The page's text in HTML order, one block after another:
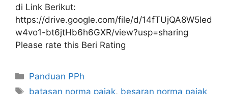
di Link Berikut:
https://drive.google.com/file/d/14fTUjQA8W5led
w4vo1-bt6jtHb6h6GXR/view?usp=sharing
Please rate this Beri Rating
Kategori
Panduan PPh
Tag
batasan norma pajak, besaran norma pajak